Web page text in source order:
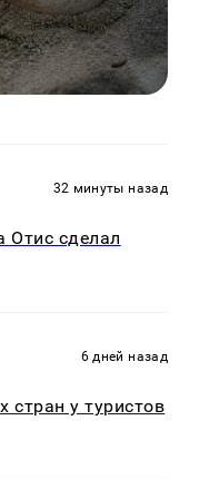
32 минуты назад
Отис сделал
6 дней назад
у туристов